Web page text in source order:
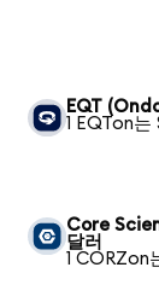
EQT
1 EQTon는
Core
달러
1 CORZon